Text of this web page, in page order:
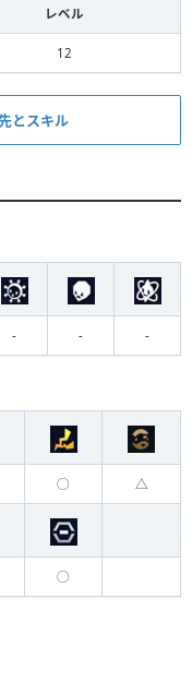
レベル
12
とスキル
- - -
◯ △
◯